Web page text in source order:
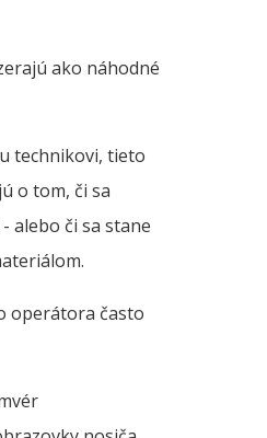
ako náhodné
technikovi, tieto
o tom, či sa
alebo či sa stane
operátora často